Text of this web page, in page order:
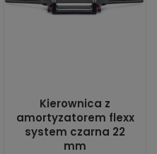
Kierownica z
amortyzatorem flexx
system czarna 22
mm